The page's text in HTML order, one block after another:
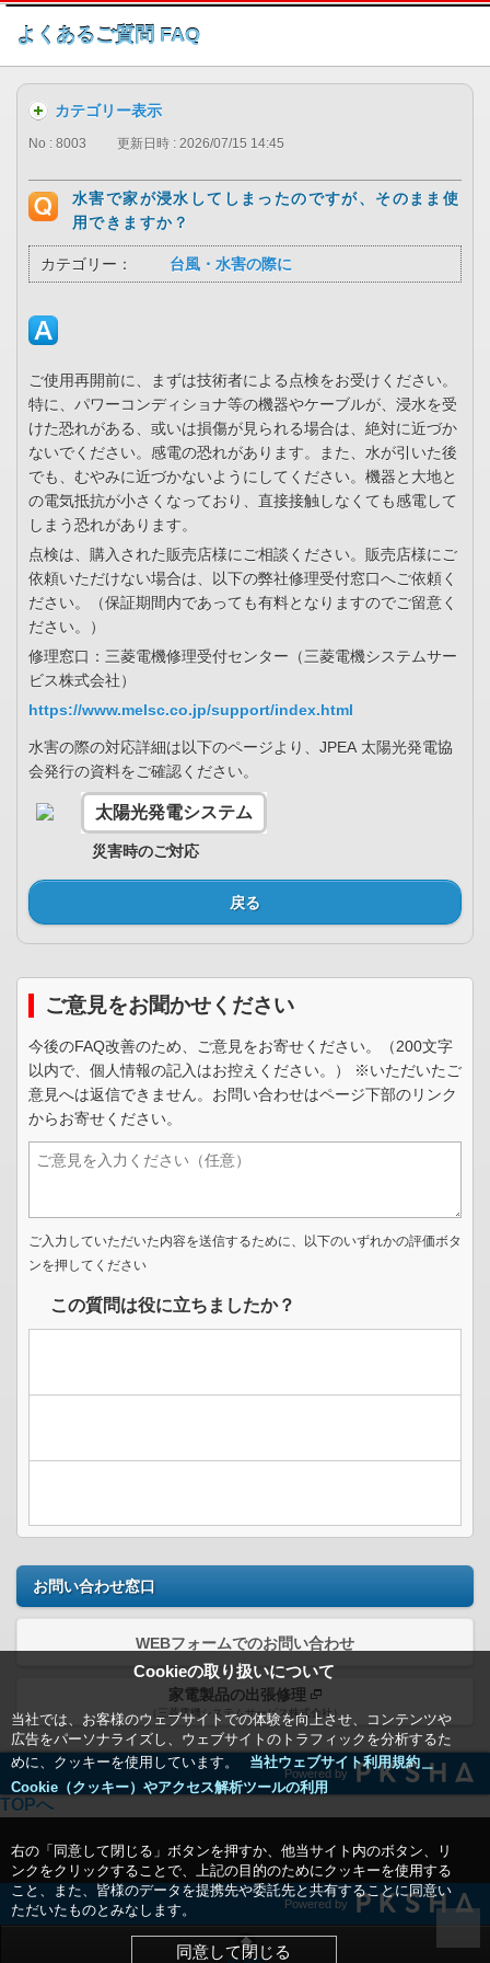
このページの本文へ
よくあるご質問 FAQ
Cookieの取り扱いについて
当社では、お客様のウェブサイトでの体験を向上させ、コンテンツや
広告をパーソナライズし、ウェブサイトのトラフィックを分析するた
めに、クッキーを使用しています。
当社ウェブサイト利用規約＿
Cookie（クッキー）やアクセス解析ツールの利用
右の「同意して閉じる」ボタンを押すか、他当サイト内のボタン、リ
ンクをクリックすることで、上記の目的のためにクッキーを使用する
こと、また、皆様のデータを提携先や委託先と共有することに同意い
ただいたものとみなします。
同意して閉じる
カテゴリー表示
No : 8003 更新日時 : 2026/07/15 14:45
水害で家が浸水してしまったのですが、そのまま使
用できますか？
カテゴリー： 台風・水害の際に
ご使用再開前に、まずは技術者による点検をお受けください。
特に、パワーコンディショナ等の機器やケーブルが、浸水を受
けた恐れがある、或いは損傷が見られる場合は、絶対に近づか
ないでください。感電の恐れがあります。また、水が引いた後
でも、むやみに近づかないようにしてください。機器と大地と
の電気抵抗が小さくなっており、直接接触しなくても感電して
しまう恐れがあります。
点検は、購入された販売店様にご相談ください。販売店様にご
依頼いただけない場合は、以下の弊社修理受付窓口へご依頼く
ださい。（保証期間内であっても有料となりますのでご留意く
ださい。）
修理窓口：三菱電機修理受付センター（三菱電機システムサー
ビス株式会社）
https://www.melsc.co.jp/support/index.html
水害の際の対応詳細は以下のページより、JPEA 太陽光発電協
会発行の資料をご確認ください。
太陽光発電システム
災害時のご対応
戻る
ご意見をお聞かせください
今後のFAQ改善のため、ご意見をお寄せください。（200文字
以内で、個人情報の記入はお控えください。） ※いただいたご
意見へは返信できません。お問い合わせはページ下部のリンク
からお寄せください。
ご入力していただいた内容を送信するために、以下のいずれかの評価ボタ
ンを押してください
この質問は役に立ちましたか？
お問い合わせ窓口
WEBフォームでのお問い合わせ
家電製品の出張修理
（三菱電機システムサービス株式会社）
Powered by
TOPへ
Powered by